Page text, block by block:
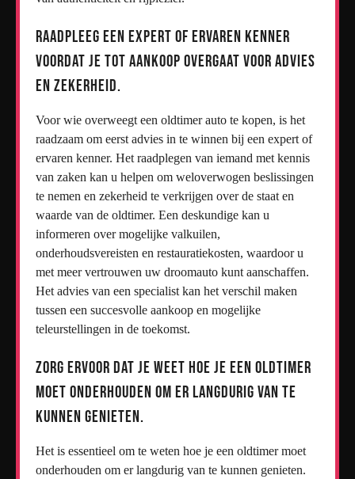
Raadpleeg een expert of ervaren kenner
voordat je tot aankoop overgaat voor advies
en zekerheid.
Voor wie overweegt een oldtimer auto te kopen, is het
raadzaam om eerst advies in te winnen bij een expert of
ervaren kenner. Het raadplegen van iemand met kennis
van zaken kan u helpen om weloverwogen beslissingen
te nemen en zekerheid te verkrijgen over de staat en
waarde van de oldtimer. Een deskundige kan u
informeren over mogelijke valkuilen,
onderhoudsvereisten en restauratiekosten, waardoor u
met meer vertrouwen uw droomauto kunt aanschaffen.
Het advies van een specialist kan het verschil maken
tussen een succesvolle aankoop en mogelijke
teleurstellingen in de toekomst.
Zorg ervoor dat je weet hoe je een oldtimer
moet onderhouden om er langdurig van te
kunnen genieten.
Het is essentieel om te weten hoe je een oldtimer moet
onderhouden om er langdurig van te kunnen genieten.